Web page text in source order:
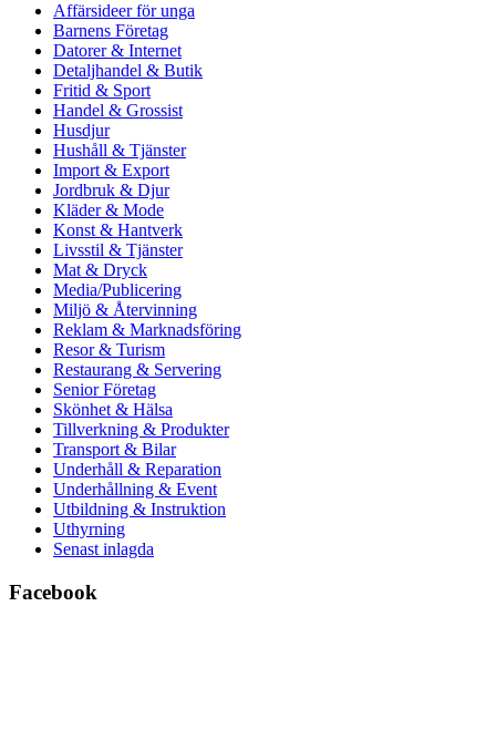
Affärsideer för unga
Barnens Företag
Datorer & Internet
Detaljhandel & Butik
Fritid & Sport
Handel & Grossist
Husdjur
Hushåll & Tjänster
Import & Export
Jordbruk & Djur
Kläder & Mode
Konst & Hantverk
Livsstil & Tjänster
Mat & Dryck
Media/Publicering
Miljö & Återvinning
Reklam & Marknadsföring
Resor & Turism
Restaurang & Servering
Senior Företag
Skönhet & Hälsa
Tillverkning & Produkter
Transport & Bilar
Underhåll & Reparation
Underhållning & Event
Utbildning & Instruktion
Uthyrning
Senast inlagda
Facebook